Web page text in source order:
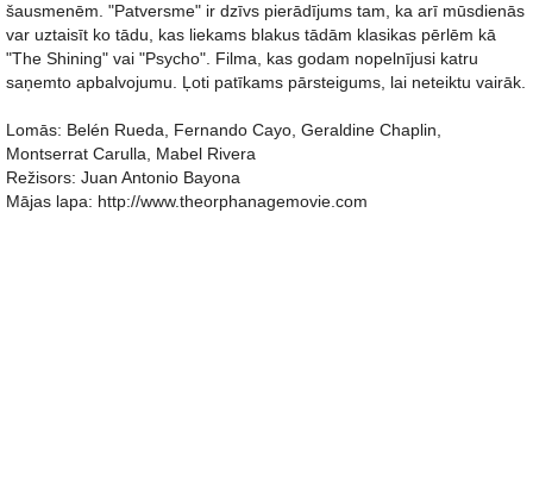
šausmenēm. "Patversme" ir dzīvs pierādījums tam, ka arī mūsdienās
var uztaisīt ko tādu, kas liekams blakus tādām klasikas pērlēm kā
"The Shining" vai "Psycho". Filma, kas godam nopelnījusi katru
saņemto apbalvojumu. Ļoti patīkams pārsteigums, lai neteiktu vairāk.
Lomās: Belén Rueda, Fernando Cayo, Geraldine Chaplin,
Montserrat Carulla, Mabel Rivera
Režisors: Juan Antonio Bayona
Mājas lapa: http://www.theorphanagemovie.com